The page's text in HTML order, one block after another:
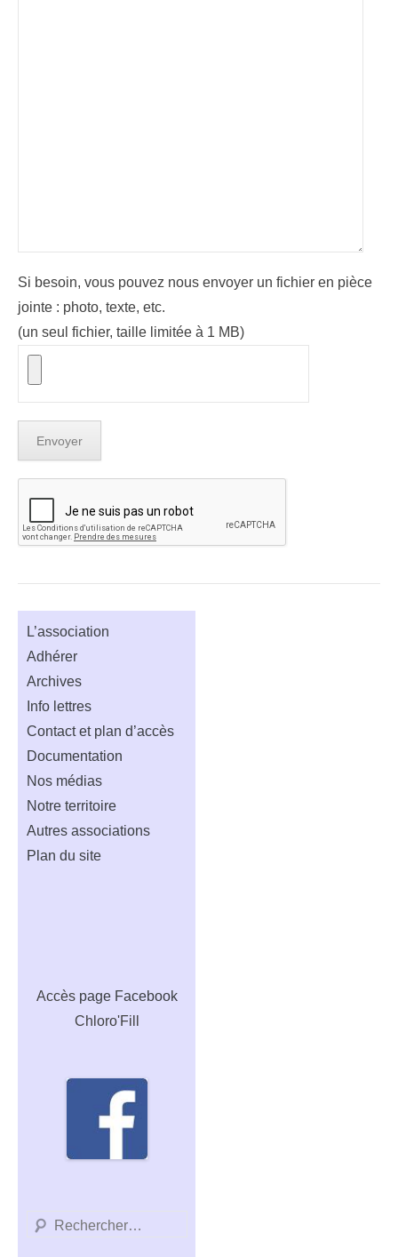
Si besoin, vous pouvez nous envoyer un fichier en pièce
jointe : photo, texte, etc.
(un seul fichier, taille limitée à 1 MB)
L’association
Adhérer
Archives
Info lettres
Contact et plan d’accès
Documentation
Nos médias
Notre territoire
Autres associations
Plan du site
Accès page Facebook
Chloro'Fill
Recherche